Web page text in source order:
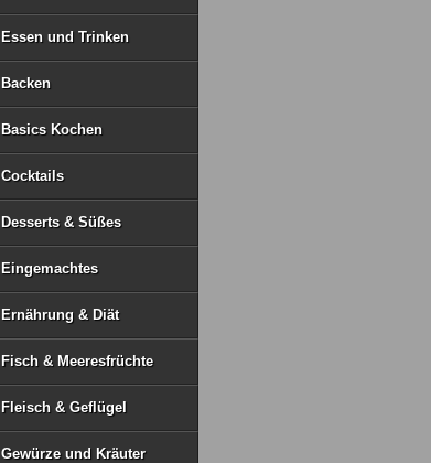
Essen und Trinken
Backen
Basics Kochen
Cocktails
Desserts & Süßes
Eingemachtes
Ernährung & Diät
Fisch & Meeresfrüchte
Fleisch & Geflügel
Gewürze und Kräuter